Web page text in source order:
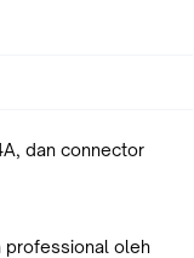
dan connector
professional oleh